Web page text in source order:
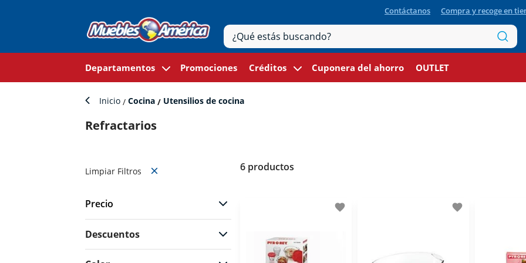
Contáctanos Compra y recoge en
Departamentos Promociones Créditos Cuponera del ahorro OUTLET
Inicio Cocina Utensilios de cocina
Refractarios
Limpiar Filtros
Precio
$209 $549
Descuentos
6 productos
favorite favorite